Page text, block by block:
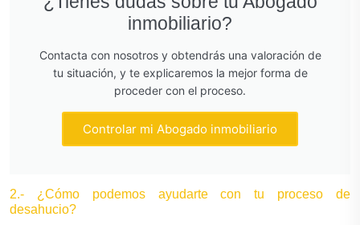
inmobiliario?
Contacta con nosotros y obtendrás una valoración de
tu situación, y te explicaremos la mejor forma de
proceder con el proceso.
Controlar mi Abogado inmobiliario
2.- ¿Cómo podemos ayudarte con tu proceso de
desahucio?